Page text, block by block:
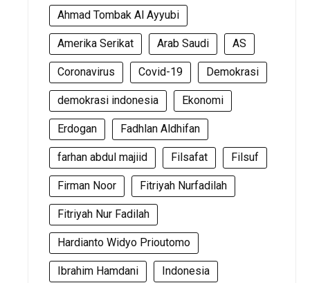
Ahmad Tombak Al Ayyubi
Amerika Serikat Arab Saudi AS
Coronavirus Covid-19 Demokrasi
demokrasi indonesia Ekonomi
Erdogan Fadhlan Aldhifan
farhan abdul majiid Filsafat Filsuf
Firman Noor Fitriyah Nurfadilah
Fitriyah Nur Fadilah
Hardianto Widyo Prioutomo
Ibrahim Hamdani Indonesia